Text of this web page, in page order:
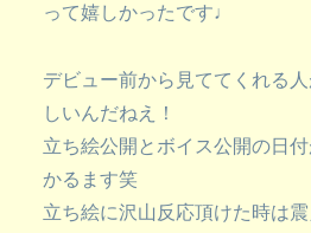
って嬉しかったです♩
デビュー前から見ててくれる
しいんだねえ！
立ち絵公開とボイス公開の日
かるます笑
立ち絵に沢山反応頂けた時は